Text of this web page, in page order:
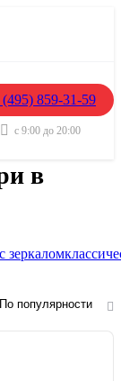
859-31-59
с 9:00 до 20:00
в
с зеркалом
По популярности